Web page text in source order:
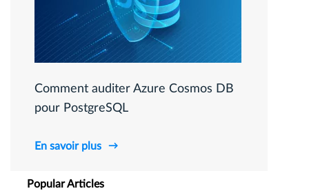
Comment auditer Azure Cosmos DB
pour PostgreSQL
En savoir plus
Popular Articles